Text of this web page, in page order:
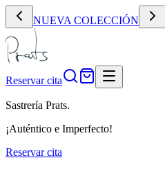
NUEVA COLECCIÓN
Reservar cita
Sastrería Prats.
¡Auténtico e Imperfecto!
Reservar cita